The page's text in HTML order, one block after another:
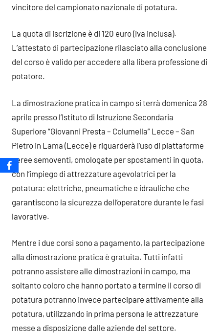
vincitore del campionato nazionale di potatura.
La quota di iscrizione è di 120 euro (iva inclusa).
L’attestato di partecipazione rilasciato alla conclusione
del corso è valido per accedere alla libera professione di
potatore.
La dimostrazione pratica in campo si terrà domenica 28
aprile presso l’Istituto di Istruzione Secondaria
Superiore “Giovanni Presta – Columella” Lecce – San
Pietro in Lama (Lecce) e riguarderà l’uso di piattaforme
aeree semoventi, omologate per spostamenti in quota,
con l’impiego di attrezzature agevolatrici per la
potatura: elettriche, pneumatiche e idrauliche che
garantiscono la sicurezza dell’operatore durante le fasi
lavorative.
Mentre i due corsi sono a pagamento, la partecipazione
alla dimostrazione pratica è gratuita. Tutti infatti
potranno assistere alle dimostrazioni in campo, ma
soltanto coloro che hanno portato a termine il corso di
potatura potranno invece partecipare attivamente alla
potatura, utilizzando in prima persona le attrezzature
messe a disposizione dalle aziende del settore.